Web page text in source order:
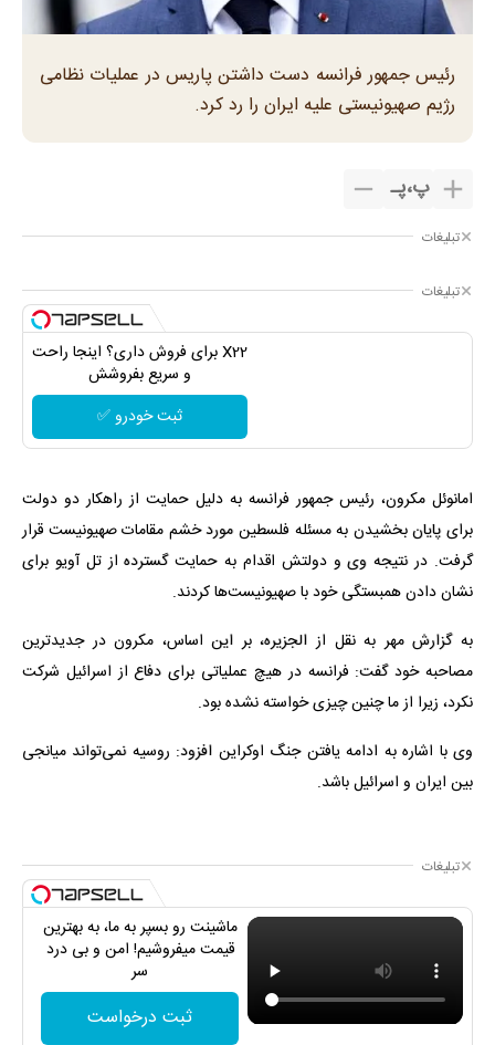
رئیس جمهور فرانسه دست داشتن پاریس در عملیات نظامی
رژیم صهیونیستی علیه ایران را رد کرد.
پ،پـ
تبلیغات
تبلیغات
X22 برای فروش داری؟ اینجا راحت
و سریع بفروشش
ثبت خودرو ✅
امانوئل مکرون، رئیس جمهور فرانسه به دلیل حمایت از راهکار دو دولت
برای پایان بخشیدن به مسئله فلسطین مورد خشم مقامات صهیونیست قرار
گرفت. در نتیجه وی و دولتش اقدام به حمایت گسترده از تل آویو برای
نشان دادن همبستگی خود با صهیونیست‌ها کردند.
به گزارش مهر به نقل از الجزیره، بر این اساس، مکرون در جدیدترین
مصاحبه خود گفت: فرانسه در هیچ عملیاتی برای دفاع از اسرائیل شرکت
نکرد، زیرا از ما چنین چیزی خواسته نشده بود.
وی با اشاره به ادامه یافتن جنگ اوکراین افزود: روسیه نمی‌تواند میانجی
بین ایران و اسرائیل باشد.
تبلیغات
ماشینت رو بسپر به ما، به بهترین
قیمت میفروشیم! امن و بی درد
سر
ثبت درخواست